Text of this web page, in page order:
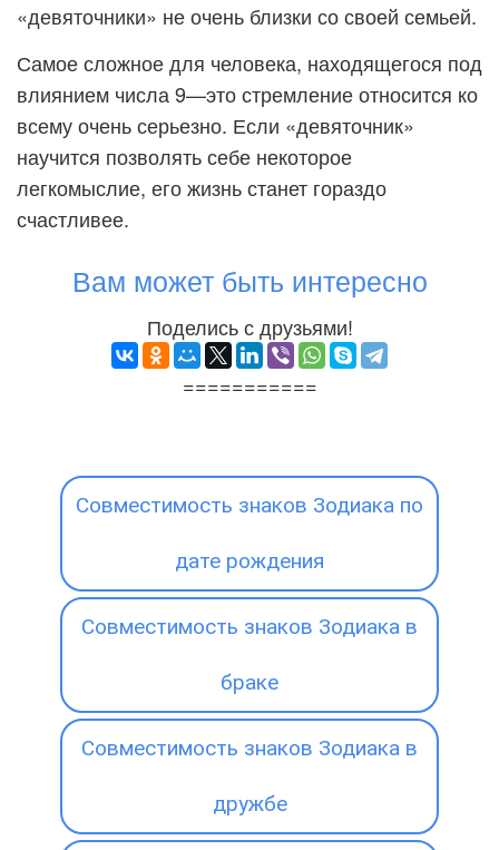
«девяточники» не очень близки со своей семьей.
Самое сложное для человека, находящегося под
влиянием числа 9—это стремление относится ко
всему очень серьезно. Если «девяточник»
научится позволять себе некоторое
легкомыслие, его жизнь станет гораздо
счастливее.
Вам может быть интересно
Поделись с друзьями!
===========
Совместимость знаков Зодиака по
дате рождения
Совместимость знаков Зодиака в
браке
Совместимость знаков Зодиака в
дружбе